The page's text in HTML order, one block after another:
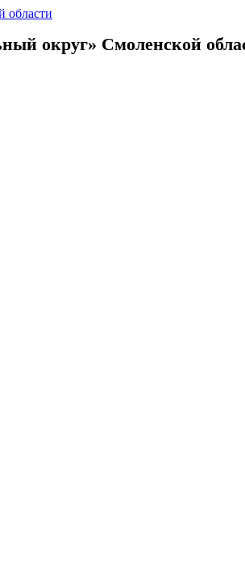
округ» Смоленской